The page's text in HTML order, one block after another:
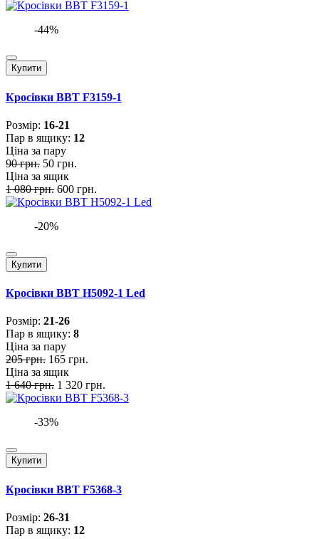
-44%
Купити
Кросівки BBT F3159-1
Розмiр: 16-21
Пар в ящику: 12
Ціна за пару
90 грн. 50 грн.
Ціна за ящик
1 080 грн. 600 грн.
-20%
Купити
Кросівки BBT H5092-1 Led
Розмiр: 21-26
Пар в ящику: 8
Ціна за пару
205 грн. 165 грн.
Ціна за ящик
1 640 грн. 1 320 грн.
-33%
Купити
Кросівки BBT F5368-3
Розмiр: 26-31
Пар в ящику: 12